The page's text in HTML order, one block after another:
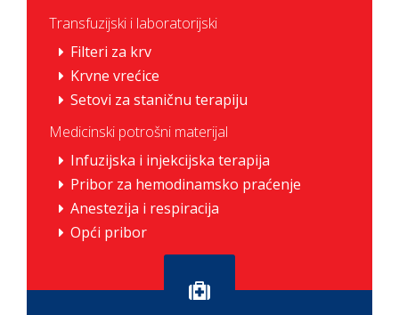
Transfuzijski i laboratorijski
Filteri za krv
Krvne vrećice
Setovi za staničnu terapiju
Medicinski potrošni materijal
Infuzijska i injekcijska terapija
Pribor za hemodinamsko praćenje
Anestezija i respiracija
Opći pribor